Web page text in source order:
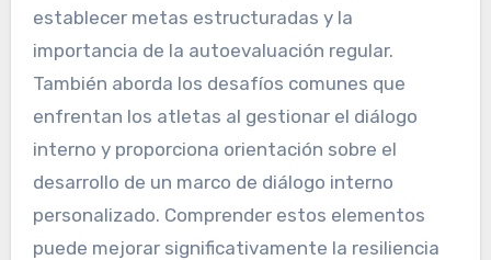
establecer metas estructuradas y la
importancia de la autoevaluación regular.
También aborda los desafíos comunes que
enfrentan los atletas al gestionar el diálogo
interno y proporciona orientación sobre el
desarrollo de un marco de diálogo interno
personalizado. Comprender estos elementos
puede mejorar significativamente la resiliencia